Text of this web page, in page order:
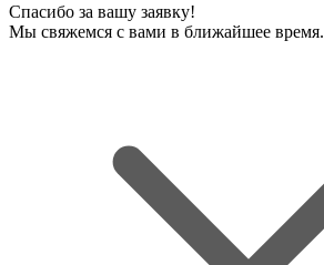
Спасибо за вашу заявку!
Мы свяжемся с вами в ближайшее время.